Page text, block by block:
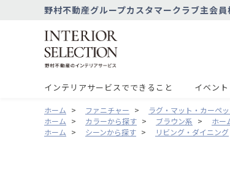
野村不動産グループカスタマークラブ主会員
インテリアサービスでできること イベン
ホーム > ファニチャー > ラグ・マット・カーペ
ホーム > カラーから探す > ブラウン系 >
ホー
ホーム > シーンから探す > リビング・ダイニング